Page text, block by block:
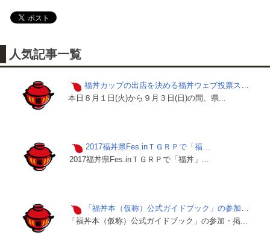
人気記事一覧
福丼カップの出店を決める福丼ウェブ投票ス…
本日８月１日(火)から９月３日(日)の間、県...
2017福丼県Fes.inＴＧＲＰで「福…
2017福丼県Fes.inＴＧＲＰで「福丼」...
「福丼本（仮称）公式ガイドブック」の参加…
「福丼本（仮称）公式ガイドブック」の参加・掲...